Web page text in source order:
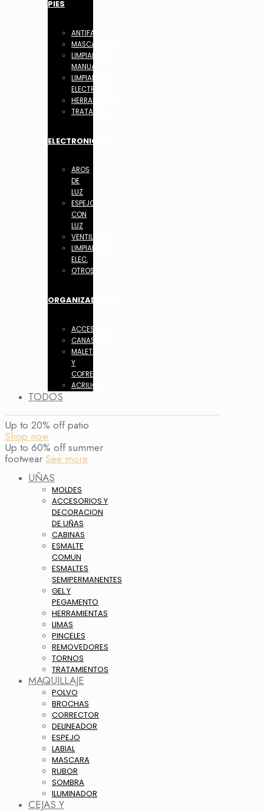
PIES
ANTIFAZ
MASCARILLAS
LIMPIADORES
MANUAL
LIMPIADORES
ELECTRICOS
HERRAMIENTAS
TRATAMIENTOS
ELECTRONICOS
AROS
DE
LUZ
ESPEJOS
CON
LUZ
VENTILADOR
LIMPIADORES
ELEC.
OTROS
ORGANIZADORES
ACCESORIOS
CANASTOS
MALETIN
Y
COFRES
ACRILICO
TODOS
Up to 20% off patio
Shop now
Up to 60% off summer
footwear See more
UÑAS
MOLDES
ACCESORIOS Y
DECORACION
DE UÑAS
CABINAS
ESMALTE
COMUN
ESMALTES
SEMIPERMANENTES
GEL Y
PEGAMENTO
HERRAMIENTAS
LIMAS
PINCELES
REMOVEDORES
TORNOS
TRATAMIENTOS
MAQUILLAJE
POLVO
BROCHAS
CORRECTOR
DELINEADOR
ESPEJO
LABIAL
MASCARA
RUBOR
SOMBRA
ILUMINADOR
CEJAS Y